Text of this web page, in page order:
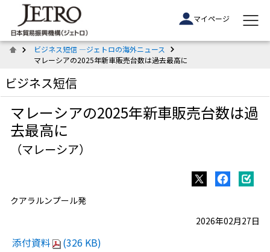
マイページ
ビジネス短信 ―ジェトロの海外ニュース
マレーシアの2025年新車販売台数は過去最高に
ビジネス短信
マレーシアの2025年新車販売台数は過
去最高に
（マレーシア）
クアラルンプール発
2026年02月27日
添付資料
(326 KB)